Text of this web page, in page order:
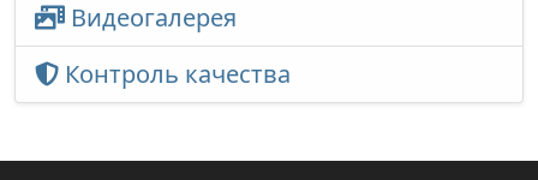
Видеогалерея
Контроль качества